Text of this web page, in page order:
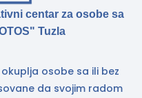
centar za osobe sa
Tuzla
osobe sa ili bez
da svojim radom